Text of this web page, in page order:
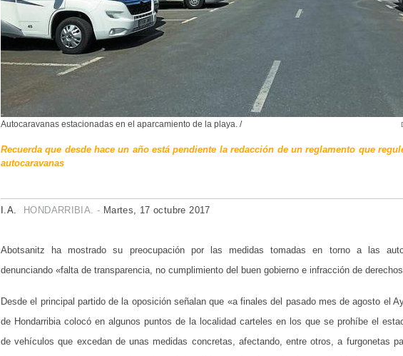
Autocaravanas estacionadas en el aparcamiento de la playa. /
Recuerda que desde hace un año está pendiente la redacción de un reglamento que
autocaravanas
I.A. HONDARRIBIA. - Martes, 17 octubre 2017
Abotsanitz ha mostrado su preocupación por las medidas tomadas en torno a las
denunciando «falta de transparencia, no cumplimiento del buen gobierno e infracción de
Desde el principal partido de la oposición señalan que «a finales del pasado mes de agosto el
de Hondarribia colocó en algunos puntos de la localidad carteles en los que se prohíbe el
de vehículos que excedan de unas medidas concretas, afectando, entre otros, a furgonetas